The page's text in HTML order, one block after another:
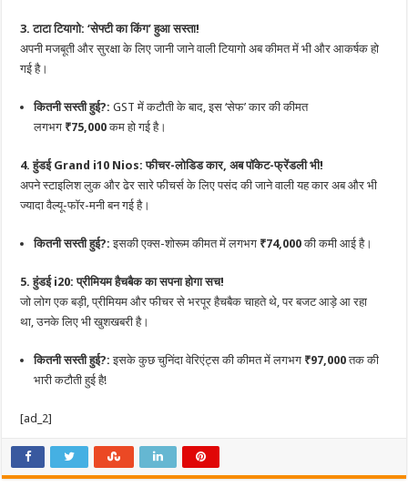
3. टाटा टियागो: ‘सेफ्टी का किंग’ हुआ सस्ता!
अपनी मजबूती और सुरक्षा के लिए जानी जाने वाली टियागो अब कीमत में भी और आकर्षक हो
गई है।
कितनी सस्ती हुई?: GST में कटौती के बाद, इस ‘सेफ’ कार की कीमत
लगभग ₹75,000कम हो गई है।
4. हुंडई Grand i10 Nios: फीचर-लोडिड कार, अब पॉकेट-फ्रेंडली भी!
अपने स्टाइलिश लुक और ढेर सारे फीचर्स के लिए पसंद की जाने वाली यह कार अब और भी
ज्यादा वैल्यू-फॉर-मनी बन गई है।
कितनी सस्ती हुई?: इसकी एक्स-शोरूम कीमत में लगभग ₹74,000की कमी आई है।
5. हुंडई i20: प्रीमियम हैचबैक का सपना होगा सच!
जो लोग एक बड़ी, प्रीमियम और फीचर से भरपूर हैचबैक चाहते थे, पर बजट आड़े आ रहा
था, उनके लिए भी खुशखबरी है।
कितनी सस्ती हुई?: इसके कुछ चुनिंदा वेरिएंट्स की कीमत में लगभग ₹97,000तक की
भारी कटौती हुई है!
[ad_2]